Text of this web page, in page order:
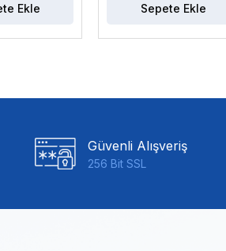
Ekle Sepete Ekle
Güvenli Alışveriş
256 Bit SSL